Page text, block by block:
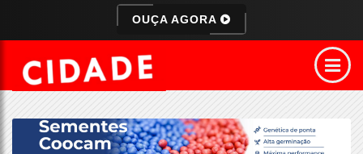
OUÇA AGORA